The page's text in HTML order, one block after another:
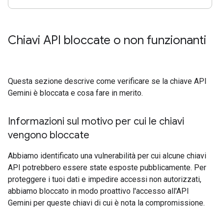
Chiavi API bloccate o non funzionanti
Questa sezione descrive come verificare se la chiave API
Gemini è bloccata e cosa fare in merito.
Informazioni sul motivo per cui le chiavi
vengono bloccate
Abbiamo identificato una vulnerabilità per cui alcune chiavi
API potrebbero essere state esposte pubblicamente. Per
proteggere i tuoi dati e impedire accessi non autorizzati,
abbiamo bloccato in modo proattivo l'accesso all'API
Gemini per queste chiavi di cui è nota la compromissione.